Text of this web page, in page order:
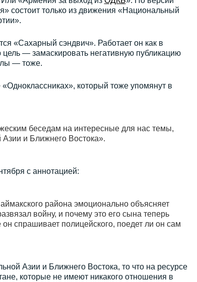
состоит только из движения «Национальный
«Сахарный сэндвич». Работает он как в
цель — замаскировать негативную публикацию
— тоже.
который тоже упомянут в
беседам на интересные для нас темы,
и Ближнего Востока».
с аннотацией:
района эмоционально объясняет
войну, и почему это его сына теперь
спрашивает полицейского, поедет ли он сам
Азии и Ближнего Востока, то что на ресурсе
которые не имеют никакого отношения в